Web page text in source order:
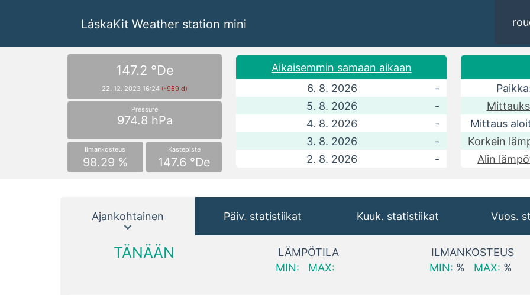
LáskaKit Weather station mini
147.2 °De
22. 12. 2023 16:24 (-959 d)
Pressure
974.8 hPa
Ilmankosteus
98.29 %
Kastepiste
147.6 °De
Aikaisemmin samaan aikaan
6. 8. 2026
-
5. 8. 2026
-
4. 8. 2026
-
3. 8. 2026
-
2. 8. 2026
-
Mittaus
Korkein
Alin
Ajankohtainen Päiv. statistiikat Kuuk. statistiikat Vuos.
TÄNÄÄN
LÄMPÖTILA
MIN:
MAX:
ILMANKOSTEUS
MIN: % MAX: %